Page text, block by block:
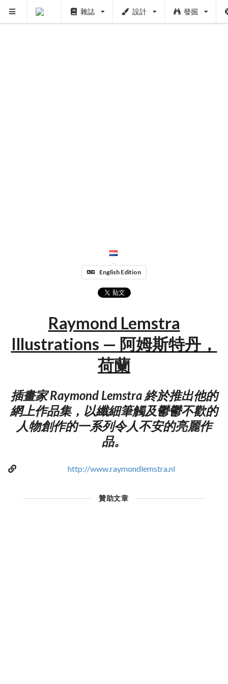
雜誌 設計 發掘
English Edition
Raymond Lemstra
Illustrations — 阿姆斯特丹，
荷蘭
插畫家 Raymond Lemstra 終於推出他的
網上作品集，以纖細筆觸及鬱鬱不歡的
人物創作的一系列令人不安的亮麗作
品。
http://www.raymondlemstra.nl
贊助文章